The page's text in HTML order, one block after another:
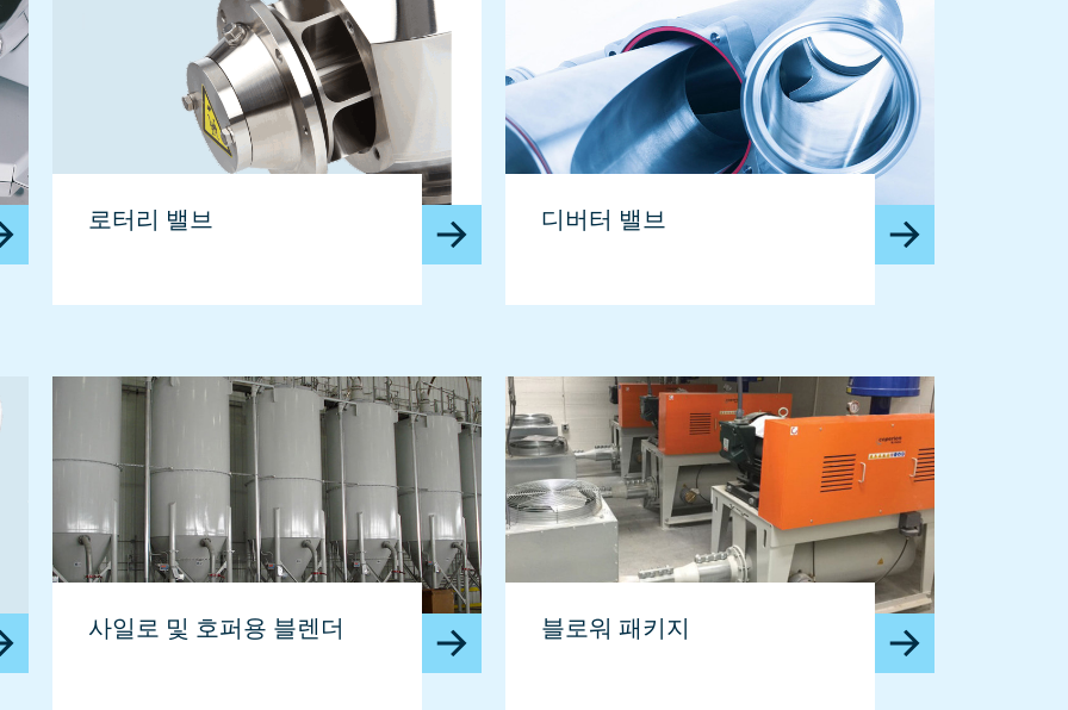
로터리 밸브 디버터 밸브
사일로 및 호퍼용 블렌더 블로워 패키지